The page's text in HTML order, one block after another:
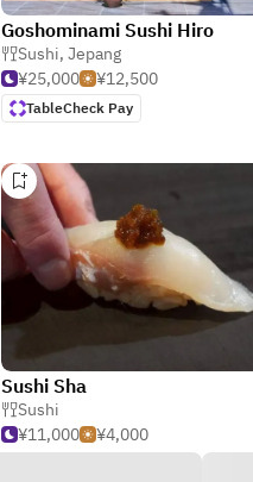
Goshominami Sushi Hiro
Sushi, Jepang
¥25,000
¥12,500
TableCheck Pay
Sushi Sha
Sushi
¥11,000
¥4,000